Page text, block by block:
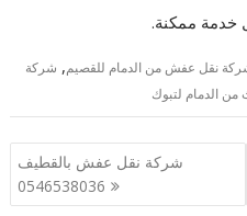
خدمة ممكنة.
نقل عفش من الدمام للقصيم, شركة
من الدمام لتبوك
شركة نقل عفش بالقطيف
0546538036